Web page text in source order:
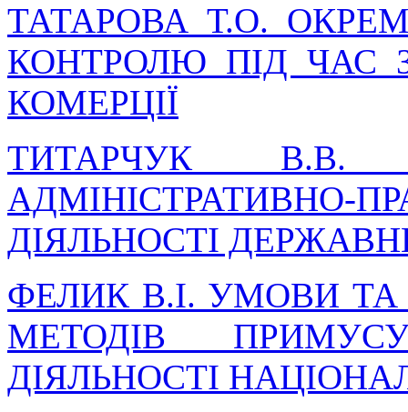
ТАТАРОВА Т.О.
КОНТРОЛЮ ПІД ЧАС
КОМЕРЦІЇ
ТИТАРЧУК В.В.
АДМІНІСТРАТИВНО-
ДІЯЛЬНОСТІ
ФЕЛИК В.І. УМОВИ
МЕТОДІВ
ДІЯЛЬНОСТІ